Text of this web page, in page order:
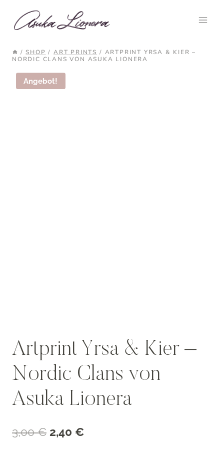
Inhalt
springen
/ SHOP / ART PRINTS / ARTPRINT YRSA & KIER –
NORDIC CLANS VON ASUKA LIONERA
Angebot!
Artprint Yrsa & Kier –
Nordic Clans von
Asuka Lionera
3,00€ Ursprünglicher
2,40 €Aktueller